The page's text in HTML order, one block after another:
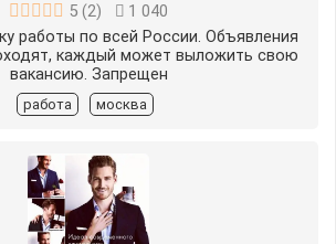
5 (2)
1 040
работы по всей России. Объявления
каждый может выложить свою
вакансию. Запрещен
работа москва